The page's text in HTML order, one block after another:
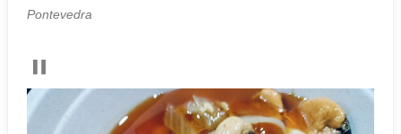
Pontevedra